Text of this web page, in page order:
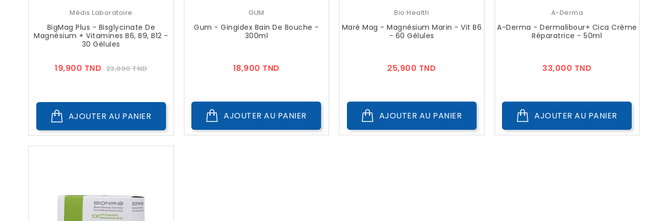
Médis Laboratoire
BigMag Plus - Bisglycinate De
Magnésium + Vitamines B6, B9, B12 -
30 Gélules
19,900 TND Prix
23,000 TNDPrix
AJOUTER AU PANIER
GUM
Gum - Gingidex Bain De Bouche -
300ml
18,900 TND
AJOUTER AU PANIER
Bio Health
Maré Mag - Magnésium Marin - Vit B6
- 60 Gélules
25,900 TND
AJOUTER AU PANIER
A-Derma
A-Derma - Dermalibour+ Cica Crème
Réparatrice - 50ml
33,000 TND
AJOUTER AU PANIER